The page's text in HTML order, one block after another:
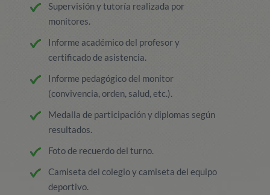
Supervisión y tutoría realizada por
monitores.
Informe académico del profesor y
certificado de asistencia.
Informe pedagógico del monitor
(convivencia, orden, salud, etc.).
Medalla de participación y diplomas según
resultados.
Foto de recuerdo del turno.
Camiseta del colegio y camiseta del equipo
deportivo.